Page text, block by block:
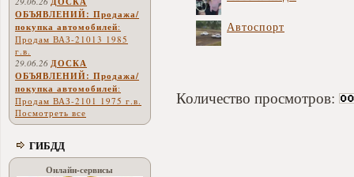
ОБЪЯВЛЕНИЙ: Продажа/
покупка автомобилей:
Продам ВАЗ-21013 1985
г.в.
29.06.26 ДОСКА
ОБЪЯВЛЕНИЙ: Продажа/
покупка автомобилей:
Продам ВАЗ-2101 1975 г.в.
Посмотреть все
ГИБДД
Онлайн-сервисы
Автоспорт
Количество просмотров: